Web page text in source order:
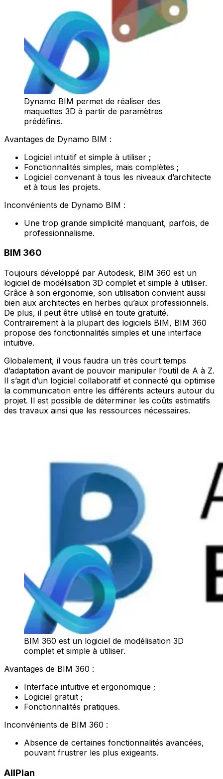
Dynamo BIM permet de réaliser des
maquettes 3D à partir de paramètres
prédéfinis.
Avantages de Dynamo BIM :
Logiciel intuitif et simple à utiliser ;
Fonctionnalités simples, mais complètes ;
Logiciel convenant à tous les niveaux d’architecte
et à tous les projets.
Inconvénients de Dynamo BIM :
Une trop grande simplicité manquant, parfois, de
professionnalisme.
BIM 360
Toujours développé par Autodesk, BIM 360 est un
logiciel de modélisation 3D complet et simple à utiliser.
Grâce à son ergonomie, son utilisation convient aussi
bien aux architectes en herbes qu’aux professionnels.
De plus, il peut être utilisé en toute gratuité.
Contrairement à la plupart des logiciels BIM, BIM 360
propose des fonctionnalités simples et une interface
intuitive.
Globalement, il vous faudra un très court temps
d’adaptation avant de pouvoir manipuler l’outil de A à Z.
Il s’agit d’un logiciel collaboratif et connecté qui optimise
la communication entre les différents acteurs autour du
projet. Il est possible de déterminer les coûts estimatifs
des travaux ainsi que les ressources nécessaires.
BIM 360 est un logiciel de modélisation 3D
complet et simple à utiliser.
Avantages de BIM 360 :
Interface intuitive et ergonomique ;
Logiciel gratuit ;
Fonctionnalités pratiques.
Inconvénients de BIM 360 :
Absence de certaines fonctionnalités avancées,
pouvant frustrer les plus exigeants.
AllPlan